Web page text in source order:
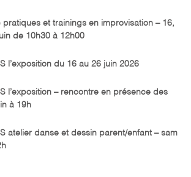
pratiques et trainings en improvisation – 16,
de 10h30 à 12h00
l’exposition du 16 au 26 juin 2026
l’exposition – rencontre en présence des
à 19h
atelier danse et dessin parent/enfant – sam